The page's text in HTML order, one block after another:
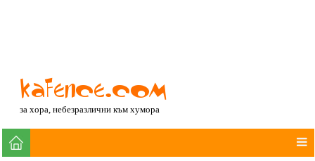
за хора, небезразлични към хумора